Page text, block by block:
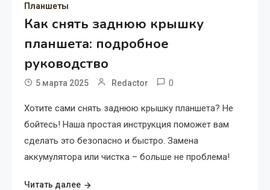
Планшеты
Как снять заднюю крышку
планшета: подробное
руководство
5 марта 2025 Redactor 0
Хотите сами снять заднюю крышку планшета? Не
бойтесь! Наша простая инструкция поможет вам
сделать это безопасно и быстро. Замена
аккумулятора или чистка – больше не проблема!
Читать далее